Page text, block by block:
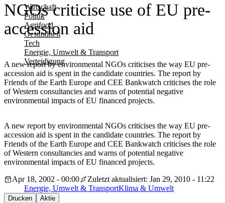
Wirtschaft
Politik
Agrifood
Gesundheit
Tech
Energie, Umwelt & Transport
Verteidigung
NGOs criticise use of EU pre-
accession aid
A new report by environmental NGOs criticises the way EU pre-
accession aid is spent in the candidate countries. The report by
Friends of the Earth Europe and CEE Bankwatch criticises the role
of Western consultancies and warns of potential negative
environmental impacts of EU financed projects.
A new report by environmental NGOs criticises the way EU pre-
accession aid is spent in the candidate countries. The report by
Friends of the Earth Europe and CEE Bankwatch criticises the role
of Western consultancies and warns of potential negative
environmental impacts of EU financed projects.
Apr 18, 2002 - 00:00
Zuletzt aktualisiert: Jan 29, 2010 - 11:22
Energie, Umwelt & TransportKlima & Umwelt
Drucken Aktie